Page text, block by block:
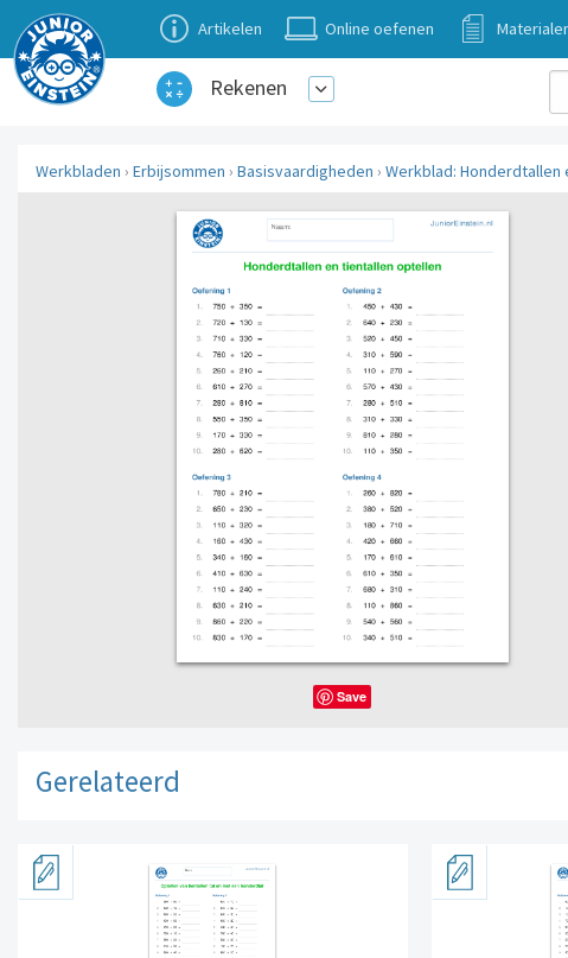
Artikelen Online oefenen
Rekenen
Werkbladen › Erbijsommen › Basisvaardigheden › Werkblad:
Save
Gerelateerd